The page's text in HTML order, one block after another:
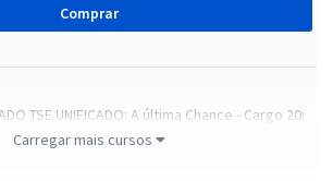
Comprar
TSE UNIFICADO: A última Chance - Cargo 20:
Administrativa - Agente de Polícia Judicial
Carregar mais cursos